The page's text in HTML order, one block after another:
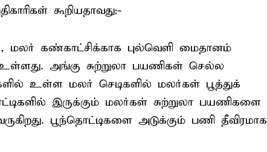
கூறியதாவது:-
கண்காட்சிக்காக புல்வெளி மைதானம்
உள்ளது. அங்கு சுற்றுலா பயணிகள் செல்ல
உள்ள மலர் செடிகளில் மலர்கள் பூத்துக்
இருக்கும் மலர்கள் சுற்றுலா பயணிகளை
பூந்தொட்டிகளை அடுக்கும் பணி தீவிரமாக